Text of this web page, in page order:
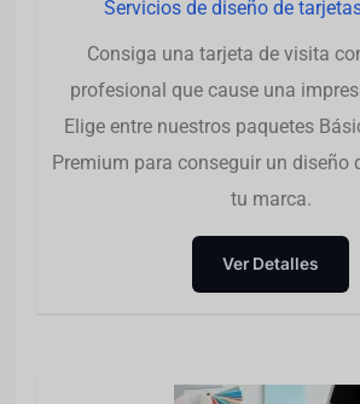
Servicios de diseño de
Consiga una tarjeta de visita
profesional que cause una
Elige entre nuestros paquetes
Premium para conseguir un diseño
tu marca.
Ver Detalles